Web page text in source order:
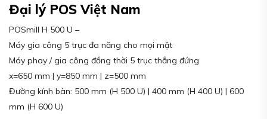
Đại lý POS Việt Nam
POSmill H 500 U –
Máy gia công 5 trục đa năng cho mọi mặt
Máy phay / gia công đồng thời 5 trục thẳng đứng
x=650 mm | y=850 mm | z=500 mm
Đường kính bàn: 500 mm (H 500 U) | 400 mm (H 400 U) | 600
mm (H 600 U)